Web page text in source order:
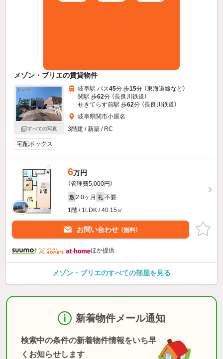
メゾン・ブリエの賃貸物件
すべての写真
岐阜駅 バス45分 歩15分 （東海道線など）
関駅 歩62分 （長良川鉄道）
せきてらす前駅 歩62分 （長良川鉄道）
岐阜県関市小屋名
3階建 / 新築 / RC
宅配ボックス
6万円
（管理費5,000円）
敷 2.0ヶ月 礼 不要
1階 / 1LDK / 40.15㎡
お問い合わせ （無料）
ほか提供
メゾン・ブリエのすべての部屋を見る
新着物件メール通知
検索中の条件の新着物件情報をいち早
くお知らせします